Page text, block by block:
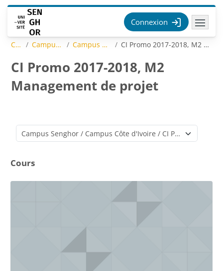
Passer au contenu principal
Connexion
Cours Campus Senghor Campus Côte d'Ivoire CI Promo 2017-2018, M2 Management de projet
CI Promo 2017-2018, M2
Management de projet
Catégories de cours
Cours